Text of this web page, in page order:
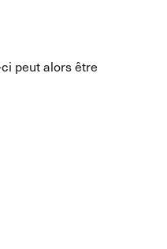
peut alors être